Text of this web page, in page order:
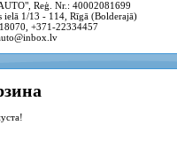
Reģ. Nr.: 40002081699
ielā 1/13 - 114, Rīgā (Bolderajā)
+371-22334457